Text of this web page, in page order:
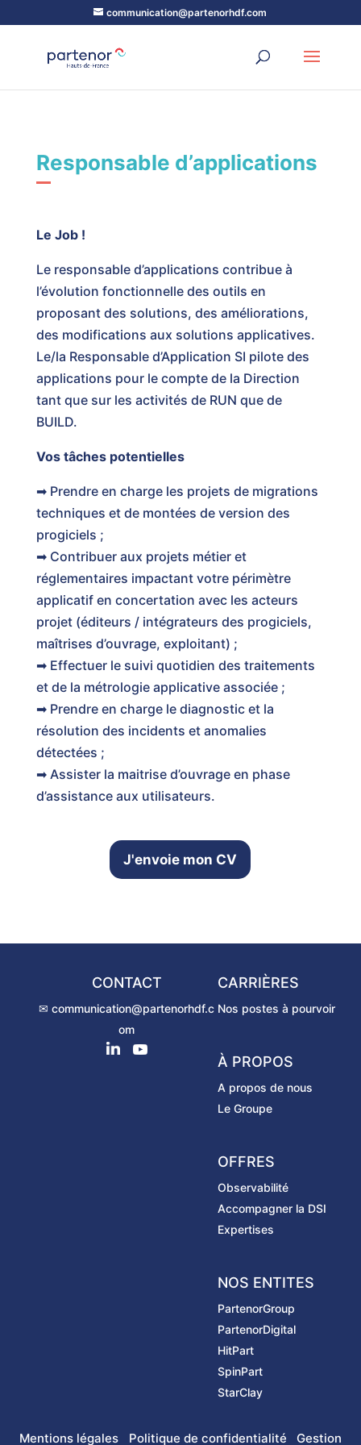
communication@partenorhdf.com
Responsable d’applications
Le Job !
Le responsable d’applications contribue à
l’évolution fonctionnelle des outils en
proposant des solutions, des améliorations,
des modifications aux solutions applicatives.
Le/la Responsable d’Application SI pilote des
applications pour le compte de la Direction
tant que sur les activités de RUN que de
BUILD.
Vos tâches potentielles
➡ Prendre en charge les projets de migrations
techniques et de montées de version des
progiciels ;
➡ Contribuer aux projets métier et
réglementaires impactant votre périmètre
applicatif en concertation avec les acteurs
projet (éditeurs / intégrateurs des progiciels,
maîtrises d’ouvrage, exploitant) ;
➡ Effectuer le suivi quotidien des traitements
et de la métrologie applicative associée ;
➡ Prendre en charge le diagnostic et la
résolution des incidents et anomalies
détectées ;
➡ Assister la maitrise d’ouvrage en phase
d’assistance aux utilisateurs.
J'envoie mon CV
CONTACT
✉ communication@partenorhdf.c
om
CARRIÈRES
Nos postes à pourvoir
À PROPOS
A propos de nous
Le Groupe
OFFRES
Observabilité
Accompagner la DSI
Expertises
NOS ENTITES
PartenorGroup
PartenorDigital
HitPart
SpinPart
StarClay
Mentions légales Politique de confidentialité Gestion